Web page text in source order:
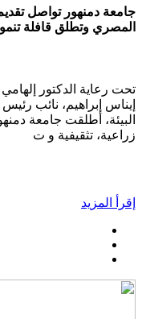
جامعة دمنهور تواصل
المصري وتطلق قافلة
تحت رعاية الدكتور
إيناس إبراهيم، نائب
البيئة، أطلقت جامعة
زراعية، تثقيفية و ت
إقرأ المزيد